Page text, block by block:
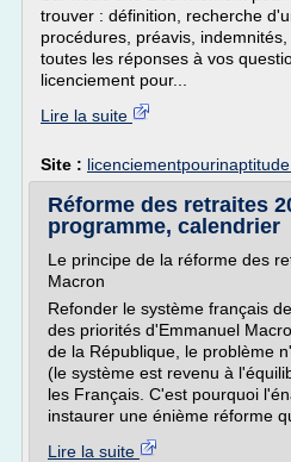
trouver : définition, recherche
procédures, préavis,
toutes les réponses à vos
licenciement pour...
Lire la suite
Site :
Réforme des retraites
programme, calendrier
Le principe de la réforme des
Macron
Refonder le système français
des priorités d'Emmanuel
de la République, le problème
(le système est revenu à
les Français. C'est pourquoi
instaurer une énième réforme
Lire la suite